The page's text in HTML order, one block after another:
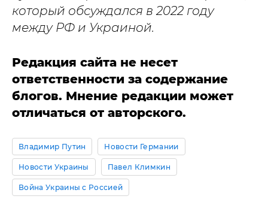
который обсуждался в 2022 году
между РФ и Украиной.
Редакция сайта не несет
ответственности за содержание
блогов. Мнение редакции может
отличаться от авторского.
Владимир Путин Новости Германии
Новости Украины Павел Климкин
Война Украины с Россией